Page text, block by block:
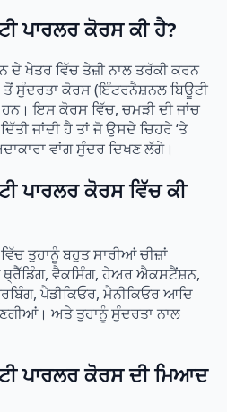
ਪਾਰਲਰ ਕੋਰਸ ਕੀ ਹੈ?
ਦੇ ਖੇਤਰ ਵਿੱਚ ਤੇਜ਼ੀ ਨਾਲ ਤਰੱਕੀ ਕਰਨ
ਸੁੰਦਰਤਾ ਕੋਰਸ (ਇੰਟਰਨੈਸ਼ਨਲ ਬਿਊਟੀ
ਇਸ ਕੋਰਸ ਵਿੱਚ, ਚਮੜੀ ਦੀ ਜਾਂਚ
ਜਾਂਦੀ ਹੈ ਤਾਂ ਜੋ ਉਸਦੇ ਚਿਹਰੇ ‘ਤੇ
ਵਾਂਗ ਸੁੰਦਰ ਦਿਖਣ ਲੱਗੇ।
ਪਾਰਲਰ ਕੋਰਸ ਵਿੱਚ ਕੀ
ਤੁਹਾਨੂੰ ਬਹੁਤ ਸਾਰੀਆਂ ਚੀਜ਼ਾਂ
ਵੈਕਸਿੰਗ, ਹੇਅਰ ਐਕਸਟੈਂਸ਼ਨ,
ਪੈਡੀਕਿਓਰ, ਮੈਨੀਕਿਓਰ ਆਦਿ
ਅਤੇ ਤੁਹਾਨੂੰ ਸੁੰਦਰਤਾ ਨਾਲ
ਪਾਰਲਰ ਕੋਰਸ ਦੀ ਮਿਆਦ